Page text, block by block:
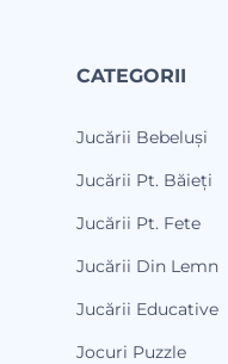
CATEGORII
Jucării Bebeluși
Jucării Pt. Băieți
Jucării Pt. Fete
Jucării Din Lemn
Jucării Educative
Jocuri Puzzle